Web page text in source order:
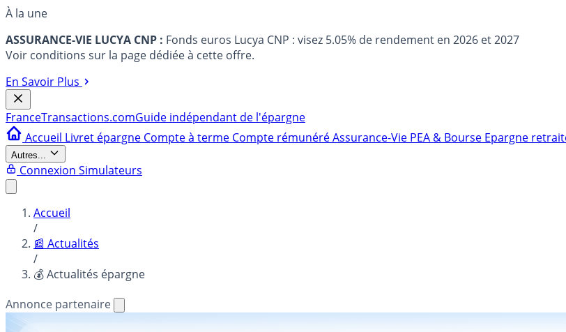
À la une
ASSURANCE-VIE LUCYA CNP : Fonds euros Lucya CNP : visez 5.05% de rendement en 2026 et 2027
Voir conditions sur la page dédiée à cette offre.
En Savoir Plus
FranceTransactions.comGuide indépendant de l'épargne
Accueil Livret épargne Compte à terme Compte rémunéréAssurance-Vie PEA & Bourse Epargne
Autres...
Connexion Simulateurs
Accueil
/
📰 Actualités
/
💰 Actualités épargne
Annonce partenaire